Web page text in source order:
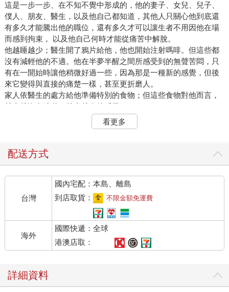
這是一步一步、在不知不覺中形成的，他的妻子、女兒、兒子、
僕人、朋友、醫生，以及他自己都知道，其他人只關心他到底還
有多久才能騰出他的職位，還有多久才可以讓生者不用因他在場
而感到拘束， 以及他自己何時才能從痛苦中解脫。
他越睡越少；醫生開了鴉片給他，他也開始注射嗎啡。但這些都
沒有減輕他的不適。他在半夢半醒之間所感受到的無聲苦悶，只
有在一開始時讓他稍微好過一些，因為那是一種新的感覺，但後
來它變得與直接的痛楚一樣，甚至更折磨人。
家人依醫生的處方給他準備特別的食物；但這些食物對他而言，
越來越沒有味道，越來越令他反胃。
家人還為他準備了特殊裝置供他排泄，每一次都是折磨。折磨是
因為不潔、不體面、有臭味，而且還必須有人協助。
方。廚工格拉西姆總是來伺候他。
總是愉快、開朗。伊凡・伊里奇一開始覺得，讓這位身著俄式服
裝、總是一身乾淨，來做這種不清潔事，有點不太好意思。
有一回，從便盆上站起來，他卻沒有力氣穿褲子，倒在柔軟的安
樂椅上，恐懼地看著自己赤裸、肌肉線條清晰、無力的大腿。
格拉西姆踏著輕快有力的步伐，走了進來。他身穿乾淨的麻布圍
裙和乾淨的印花襯衫，袖子捲起，露出一雙年輕而有力的手；腳
上套著厚重的靴子，身上散發著靴子焦油的愉悅氣味和冬天新鮮
的空氣。他抑制著臉上散發的生命喜悅，並沒有看著伊凡・伊里
朝便盆走去。
「格拉西姆。」伊凡・伊里奇虛弱地說。
看更多
配送方式
台灣
國內宅配：本島、離島
到店取貨：
不限金額免運費
海外
國際快遞：全球
港澳店取：
詳細資料